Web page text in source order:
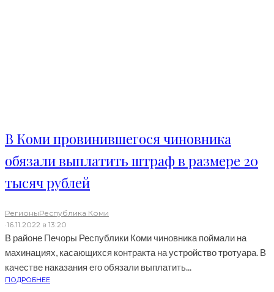
В Коми провинившегося чиновника
обязали выплатить штраф в размере 20
тысяч рублей
РегионыРеспублика Коми
·16.11.2022 в 13:20
В районе Печоры Республики Коми чиновника поймали на
махинациях, касающихся контракта на устройство тротуара. В
качестве наказания его обязали выплатить...
ПОДРОБНЕЕ